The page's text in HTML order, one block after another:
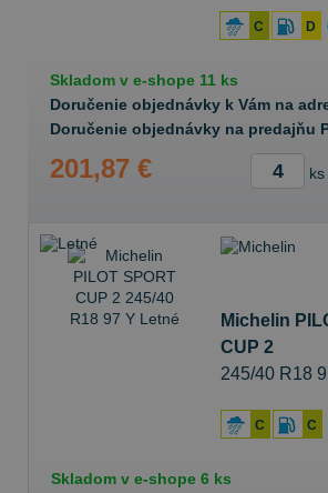
C D
Skladom v e-shope 11 ks
Doručenie objednávky k Vám na
Doručenie objednávky na predajňu
201,87 € ks
Michelin
CUP 2
245/40 R18
C C
Skladom v e-shope 6 ks